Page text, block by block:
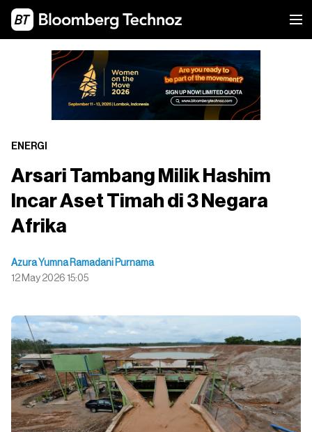
ENERGI
Arsari Tambang Milik Hashim
Incar Aset Timah di 3 Negara
Afrika
Azura Yumna Ramadani Purnama
12 May 2026 15:05